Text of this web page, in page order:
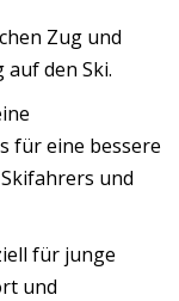
Zug und
den Ski.
für eine bessere
und
für junge
und